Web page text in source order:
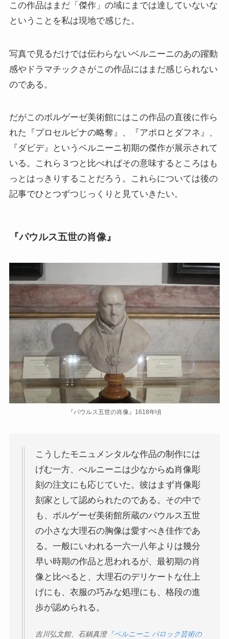
この作品はまだ「傑作」の域にまでは達していないな
ということを私は現地で感じた。
写真で見るだけでは伝わらないベルニーニのあの躍動
感やドラマチックさがこの作品にはまだ感じられない
のである。
だがこのボルゲーゼ美術館にはこの作品の直後に作ら
れた『プロセルピナの略奪』、『アポロとダフネ』、
『ダビデ』というベルニーニ初期の傑作が展示されて
いる。これら３つと比べればその意味するところはも
っとはっきりすることだろう。これらについては後の
記事でひとつずつじっくりと見ていきたい。
『パウルス五世の肖像』
『パウルス五世の肖像』1618年頃
こうしたモニュメンタルな作品の制作には
げむ一方、べルニーニは少なからぬ肖像彫
刻の注文にも応じていた。彼はまず肖像彫
刻家として認められたのである。その中で
も、ボルゲーゼ美術館所蔵のパウルス五世
の小さな大理石の胸像は愛すべき佳作であ
る。一般にいわれる一六一八年よりは幾分
早い時期の作品と思われるが、最初期の肖
像と比べると、大理石のデリケートな仕上
げにも、衣服の巧みな処理にも、格段の進
歩が認められる。
吉川弘文館、石鍋真澄『ベルニーニ バロック芸術の